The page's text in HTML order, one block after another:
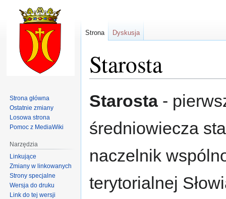
Starosta
do
do
Starosta-
średniowiecza
naczelnik
terytorialnej
Strona Dyskusja
Strona główna
Ostatnie zmiany
Losowa strona
Pomoc z MediaWiki
Narzędzia
Linkujące
Zmiany w linkowanych
Strony specjalne
Wersja do druku
Link do tej wersji